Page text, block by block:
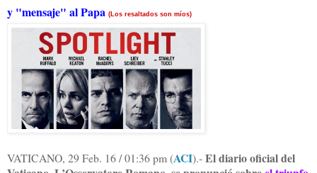
y "mensaje" al Papa (Los resaltados son míos)
VATICANO, 29 Feb. 16 / 01:36 pm (ACI).-El diario oficial del